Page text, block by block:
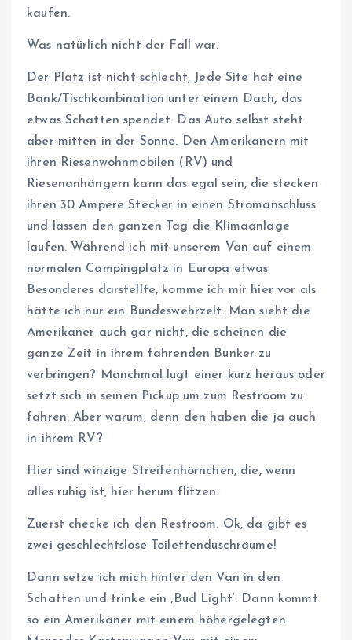
kaufen.
Was natürlich nicht der Fall war.
Der Platz ist nicht schlecht, Jede Site hat eine
Bank/Tischkombination unter einem Dach, das
etwas Schatten spendet. Das Auto selbst steht
aber mitten in der Sonne. Den Amerikanern mit
ihren Riesenwohnmobilen (RV) und
Riesenanhängern kann das egal sein, die stecken
ihren 30 Ampere Stecker in einen Stromanschluss
und lassen den ganzen Tag die Klimaanlage
laufen. Während ich mit unserem Van auf einem
normalen Campingplatz in Europa etwas
Besonderes darstellte, komme ich mir hier vor als
hätte ich nur ein Bundeswehrzelt. Man sieht die
Amerikaner auch gar nicht, die scheinen die
ganze Zeit in ihrem fahrenden Bunker zu
verbringen? Manchmal lugt einer kurz heraus oder
setzt sich in seinen Pickup um zum Restroom zu
fahren. Aber warum, denn den haben die ja auch
in ihrem RV?
Hier sind winzige Streifenhörnchen, die, wenn
alles ruhig ist, hier herum flitzen.
Zuerst checke ich den Restroom. Ok, da gibt es
zwei geschlechtslose Toilettenduschräume!
Dann setze ich mich hinter den Van in den
Schatten und trinke ein ‚Bud Light‘. Dann kommt
so ein Amerikaner mit einem höhergelegten